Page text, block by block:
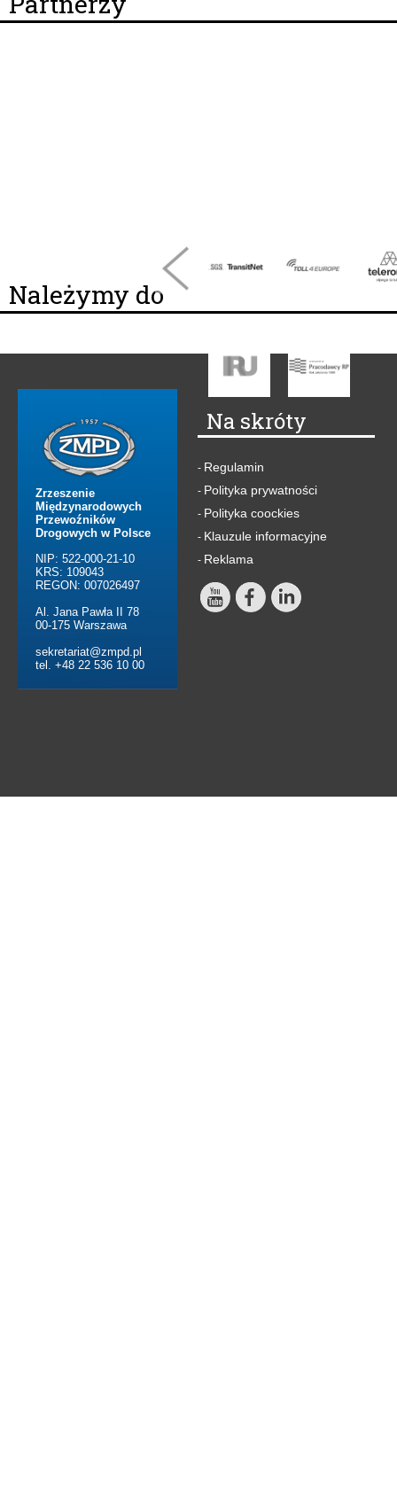
Należymy do
Zrzeszenie
Międzynarodowych
Przewoźników
Drogowych w Polsce
NIP: 522-000-21-10
KRS: 109043
REGON: 007026497
Al. Jana Pawła II 78
00-175 Warszawa
sekretariat@zmpd.pl
tel. +48 22 536 10 00
Na skróty
- Regulamin
- Polityka prywatności
- Polityka coockies
- Klauzule informacyjne
- Reklama